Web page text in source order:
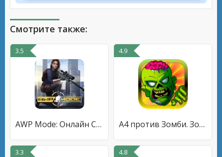
Смотрите также:
3.5
AWP Mode: Онлайн Снайпер Шутер
4.9
А4 против Зомби. Зомбатл.
3.3 4.8